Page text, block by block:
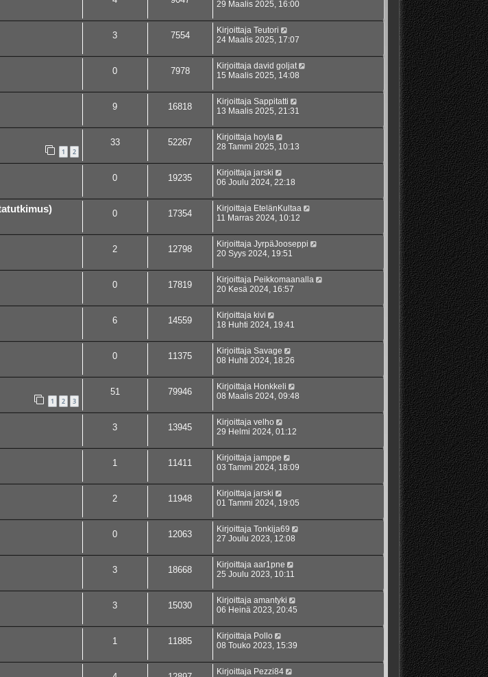
29 Maalis 2025, 16:00
3 7554 Kirjoittaja Teutori
24 Maalis 2025, 17:07
0 7978 Kirjoittaja david goljat
15 Maalis 2025, 14:08
9 16818 Kirjoittaja Sappitatti
13 Maalis 2025, 21:31
1 2
33 52267 Kirjoittaja hoyla
28 Tammi 2025, 10:13
0 19235 Kirjoittaja jarski
06 Joulu 2024, 22:18
0 17354 Kirjoittaja EtelänKultaa
11 Marras 2024, 10:12
2 12798 Kirjoittaja JyrpäJooseppi
20 Syys 2024, 19:51
0 17819 Kirjoittaja Peikkomaanalla
20 Kesä 2024, 16:57
6 14559 Kirjoittaja kivi
18 Huhti 2024, 19:41
0 11375 Kirjoittaja Savage
08 Huhti 2024, 18:26
1 2 3
51 79946 Kirjoittaja Honkkeli
08 Maalis 2024, 09:48
3 13945 Kirjoittaja velho
29 Helmi 2024, 01:12
1 11411 Kirjoittaja jamppe
03 Tammi 2024, 18:09
2 11948 Kirjoittaja jarski
01 Tammi 2024, 19:05
0 12063 Kirjoittaja Tonkija69
27 Joulu 2023, 12:08
3 18668 Kirjoittaja aar1pne
25 Joulu 2023, 10:11
3 15030 Kirjoittaja amantyki
06 Heinä 2023, 20:45
1 11885 Kirjoittaja Pollo
08 Touko 2023, 15:39
Kirjoittaja Pezzi84